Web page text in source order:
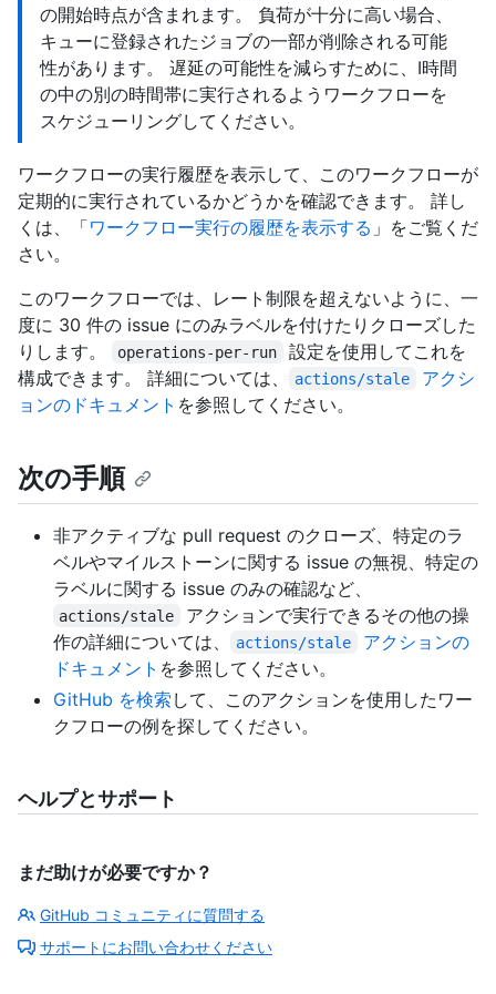
の開始時点が含まれます。 負荷が十分に高い場合、
キューに登録されたジョブの一部が削除される可能
性があります。 遅延の可能性を減らすために、Ⅰ時間
の中の別の時間帯に実行されるようワークフローを
スケジューリングしてください。
ワークフローの実行履歴を表示して、このワークフローが
定期的に実行されているかどうかを確認できます。 詳し
くは、「ワークフロー実行の履歴を表示する 」をご覧くだ
さい。
このワークフローでは、レート制限を超えないように、一
度に 30 件の issue にのみラベルを付けたりクローズした
りします。
operations-per-run
設定を使用してこれを
構成できます。 詳細については、
actions/stale
アクシ
ョンのドキュメント を参照してください。
次の手順
非アクティブな pull request のクローズ、特定のラ
ベルやマイルストーンに関する issue の無視、特定の
ラベルに関する issue のみの確認など、
actions/stale
アクションで実行できるその他の操
作の詳細については、
actions/stale
アクションの
ドキュメント を参照してください。
GitHub を検索 して、このアクションを使用したワー
クフローの例を探してください。
ヘルプとサポート
まだ助けが必要ですか？
GitHub コミュニティに質問する
サポートにお問い合わせください